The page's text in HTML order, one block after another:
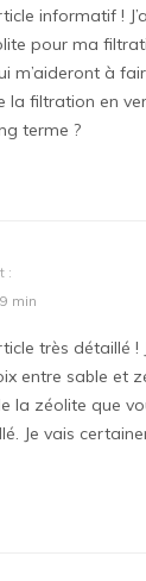
informatif !
pour ma
m’aideront à
la filtration en
terme ?
:
min
très détaillé !
entre sable et
la zéolite que
Je vais